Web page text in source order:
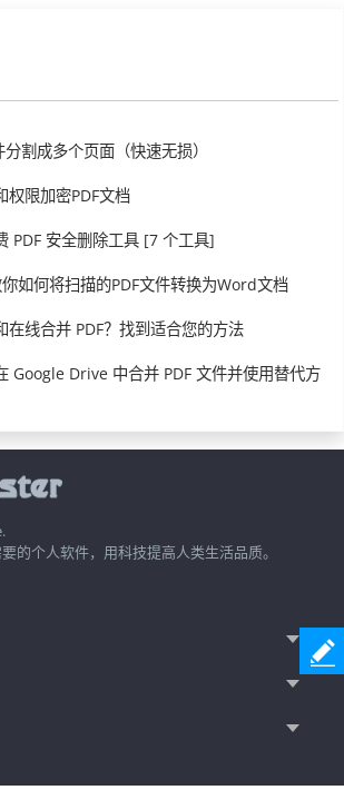
割成多个页面（快速无损）
权限加密PDF文档
PDF 安全删除工具 [7 个工具]
如何将扫描的PDF文件转换为Word文档
在线合并 PDF？找到适合您的方法
Google Drive 中合并 PDF 文件并使用替代方
的个人软件，用科技提高人类生活品质。